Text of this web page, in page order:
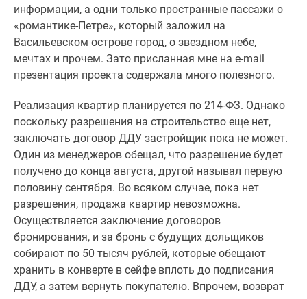
информации, а одни только пространные пассажи о
«романтике-Петре», который заложил на
Васильевском острове город, о звездном небе,
мечтах и прочем. Зато присланная мне на e-mail
презентация проекта содержала много полезного.
Реализация квартир планируется по 214-ФЗ. Однако
поскольку разрешения на строительство еще нет,
заключать договор ДДУ застройщик пока не может.
Один из менеджеров обещал, что разрешение будет
получено до конца августа, другой называл первую
половину сентября. Во всяком случае, пока нет
разрешения, продажа квартир невозможна.
Осуществляется заключение договоров
бронирования, и за бронь с будущих дольщиков
собирают по 50 тысяч рублей, которые обещают
хранить в конверте в сейфе вплоть до подписания
ДДУ, а затем вернуть покупателю. Впрочем, возврат